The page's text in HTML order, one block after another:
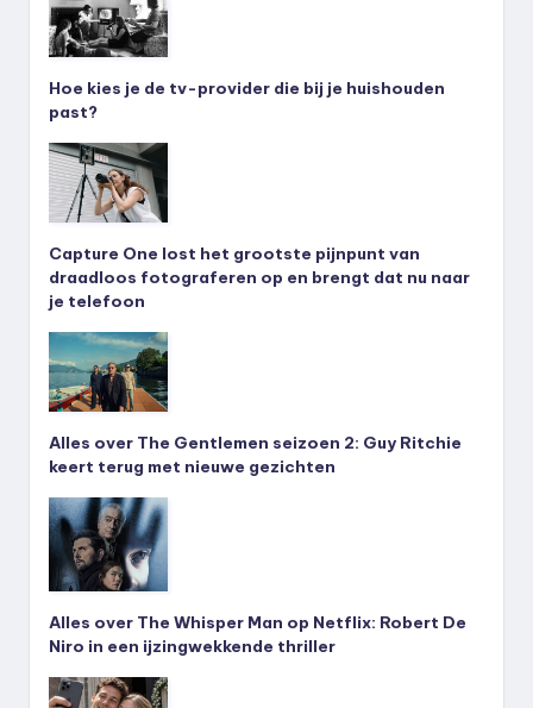
Hoe kies je de tv-provider die bij je huishouden
past?
Capture One lost het grootste pijnpunt van
draadloos fotograferen op en brengt dat nu naar
je telefoon
Alles over The Gentlemen seizoen 2: Guy Ritchie
keert terug met nieuwe gezichten
Alles over The Whisper Man op Netflix: Robert De
Niro in een ijzingwekkende thriller